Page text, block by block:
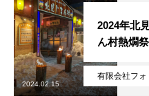
有限会社フォ
2024年北
ん村熱燗
2024.02.15